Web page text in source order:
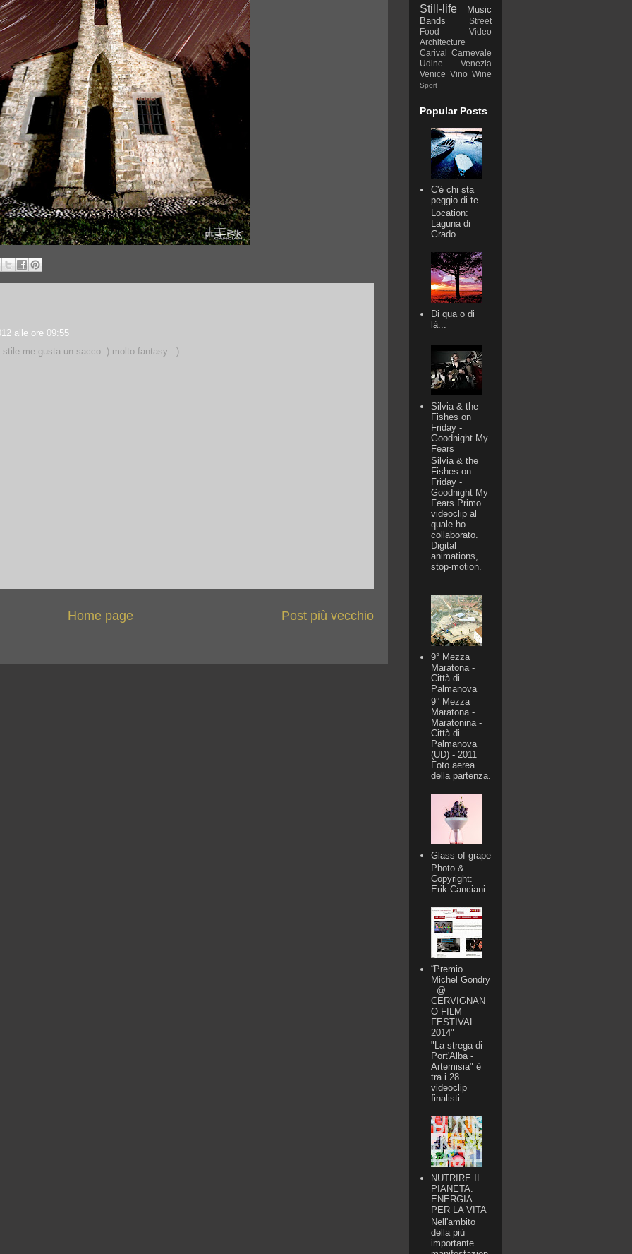
alle ore 09:55
me gusta un sacco :) molto fantasy : )
Post più vecchio
Home page
Still-life
Music
Bands
Street
Food
Video
Architecture
Carival Carnevale
Udine
Venezia
Venice Vino Wine
Sport
Popular Posts
C'è chi sta
peggio di te...
Location:
Laguna di
Grado
Di qua o di
là...
Silvia & the
Fishes on
Friday -
Goodnight My
Fears
Silvia & the
Fishes on
Friday -
Goodnight My
Fears Primo
videoclip al
quale ho
collaborato.
Digital
animations,
stop-motion.
...
9° Mezza
Maratona -
Città di
Palmanova
9° Mezza
Maratona -
Maratonina -
Città di
Palmanova
(UD) - 2011
Foto aerea
della partenza.
Glass of grape
Photo &
Copyright:
Erik Canciani
“Premio
Michel Gondry
- @
CERVIGNAN
O FILM
FESTIVAL
2014"
"La strega di
Port'Alba -
Artemisia" è
tra i 28
videoclip
finalisti.
NUTRIRE IL
PIANETA.
ENERGIA
PER LA VITA
Nell'ambito
della più
importante